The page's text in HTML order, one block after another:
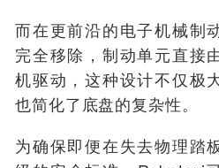
而在更前沿的电子机械制
完全移除，制动单元直接
机驱动，这种设计不仅极
也简化了底盘的复杂性。
为确保即便在失去物理踏